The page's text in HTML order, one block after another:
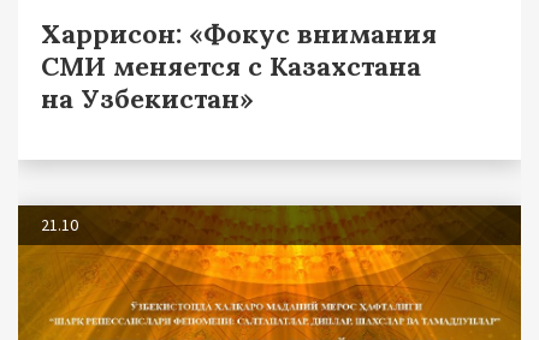
Харрисон: «Фокус внимания
СМИ меняется с Казахстана
на Узбекистан»
21.10